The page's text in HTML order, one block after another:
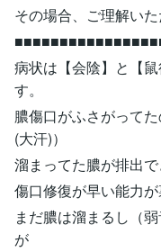
その場合、ご理解いた
病状は【会陰】と【
す。
膿傷口がふさがって
(大汗)）
溜まってた膿が排出
傷口修復が早い能力が
まだ膿は溜まるし（
が